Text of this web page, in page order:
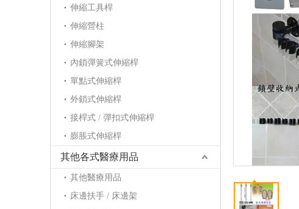
伸縮工具桿
伸縮營柱
伸縮腳架
內鎖彈簧式伸縮桿
單點式伸縮桿
外鎖式伸縮桿
接桿式 / 彈扣式伸縮桿
膨脹式伸縮桿
其他各式醫療用品
其他醫療用品
床邊扶手 / 床邊架